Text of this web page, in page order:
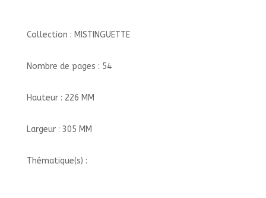
Collection : MISTINGUETTE
Nombre de pages : 54
Hauteur : 226 MM
Largeur : 305 MM
Thématique(s) :